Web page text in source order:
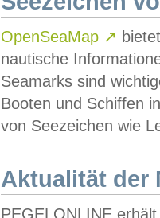
OpenSeaMap ↗
nautische
Seamarks sind
Booten und Schiffen
von Seezeichen wie
Aktualität der
PEGELONLINE